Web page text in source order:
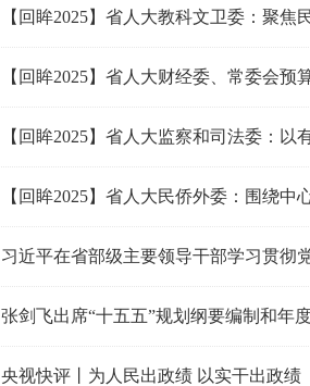
【回眸2025】省人大教科文卫委：聚
张剑飞出席“十五五”规划纲要编制和年
央视快评丨为人民出政绩 以实干出政绩